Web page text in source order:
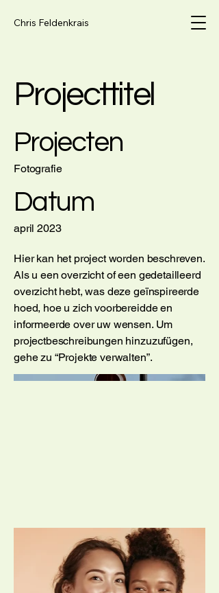
Chris Feldenkrais
Projecttitel
Projecten
Fotografie
Datum
april 2023
Hier kan het project worden beschreven.
Als u een overzicht of een gedetailleerd
overzicht hebt, was deze geïnspireerde
hoed, hoe u zich voorbereidde en
informeerde over uw wensen. Um
projectbeschreibungen hinzuzufügen,
gehe zu “Projekte verwalten”.